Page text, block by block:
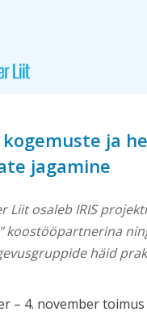
kogemuste ja
jagamine
Liit osaleb IRIS
koostööpartnerina
häid
– 4. november toimus